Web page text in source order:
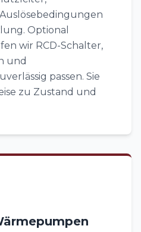
Optional
wir RCD-Schalter,
und
passen. Sie
zu Zustand und